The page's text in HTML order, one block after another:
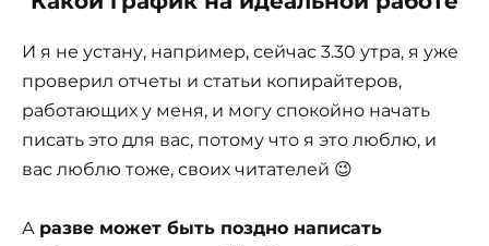
И я не устану, например, сейчас 3.30 утра, я уже
проверил отчеты и статьи копирайтеров,
работающих у меня, и могу спокойно начать
писать это для вас, потому что я это люблю, и
вас люблю тоже, своих читателей 😉
А разве может быть поздно написать